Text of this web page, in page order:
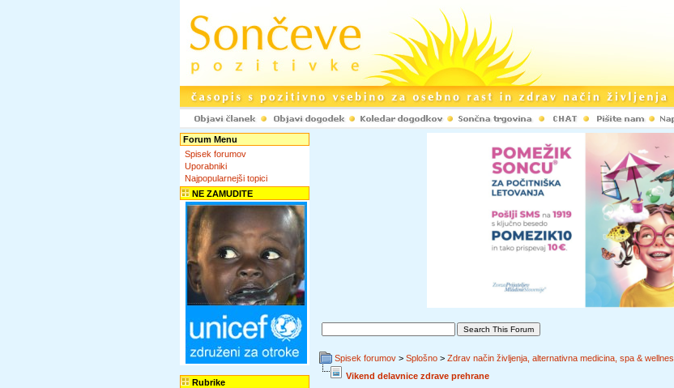
Forum Menu
Spisek forumov
Uporabniki
Najpopularnejši topici
NE ZAMUDITE
Rubrike
Spisek forumov > Splošno > Zdrav način življenja, alternativna medicina, spa & wellnes
Vikend delavnice zdrave prehrane